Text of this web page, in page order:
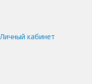
Личный кабинет